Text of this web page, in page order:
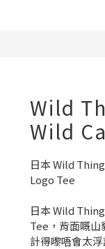
Wild
Wild
日本 Wild
Logo Tee
日本 Wild
Tee，背面嘅山
計得嚟唔會太